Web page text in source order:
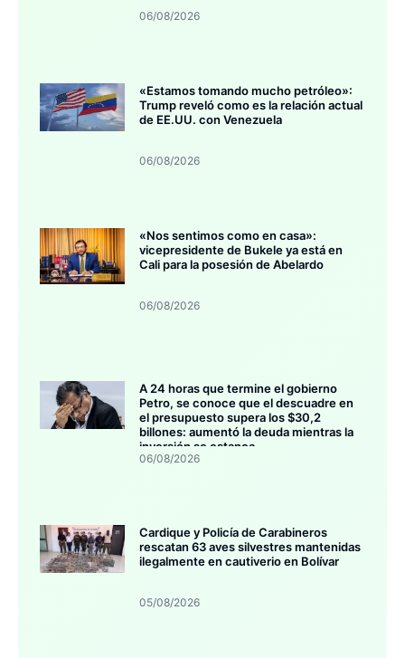
06/08/2026
«Estamos tomando mucho petróleo»:
Trump reveló como es la relación actual
de EE.UU. con Venezuela
06/08/2026
«Nos sentimos como en casa»:
vicepresidente de Bukele ya está en
Cali para la posesión de Abelardo
06/08/2026
A 24 horas que termine el gobierno
Petro, se conoce que el descuadre en
el presupuesto supera los $30,2
billones: aumentó la deuda mientras la
inversión se estanca
06/08/2026
Cardique y Policía de Carabineros
rescatan 63 aves silvestres mantenidas
ilegalmente en cautiverio en Bolívar
05/08/2026